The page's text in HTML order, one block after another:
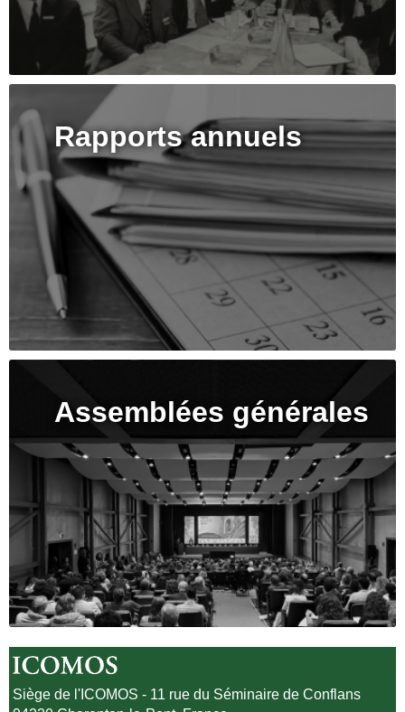
Rapports annuels
Assemblées générales
Siège de l'ICOMOS - 11 rue du Séminaire de Conflans